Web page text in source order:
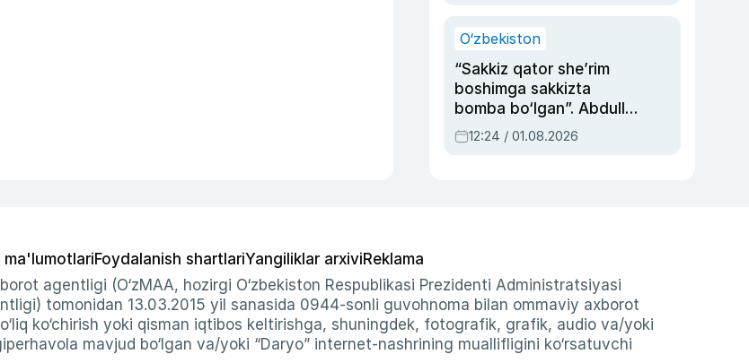
O‘zbekiston
“Sakkiz qator she’rim
boshimga sakkizta
bomba bo‘lgan”. Abdulla
Oripovni siyosiy
ayblovlardan asrab
12:24 / 01.08.2026
ma'lumotlariFoydalanish shartlariYangiliklar arxiviReklama
agentligi (O‘zMAA, hozirgi O‘zbekiston Respublikasi Prezidenti Administratsiyasi
tomonidan 13.03.2015 yil sanasida 0944-sonli guvohnoma bilan ommaviy axborot
ko‘chirish yoki qisman iqtibos keltirishga, shuningdek, fotografik, grafik, audio va/yoki
mavjud bo‘lgan va/yoki “Daryo” internet-nashrining muallifligini ko‘rsatuvchi